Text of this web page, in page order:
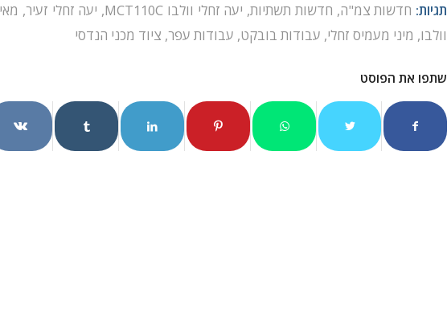
תגיות: חדשות צמ"ה, חדשות תשתיות, יעה זחלי וולבו MCT110C , יעה זחלי זעיר,
וולבו, מיני מעמיס זחלי, עבודות בובקט, עבודות עפר, ציוד מכני הנדסי
שתפו את הפוסט